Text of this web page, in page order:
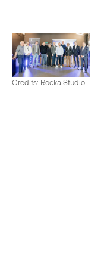
Credits: Rocka Studio